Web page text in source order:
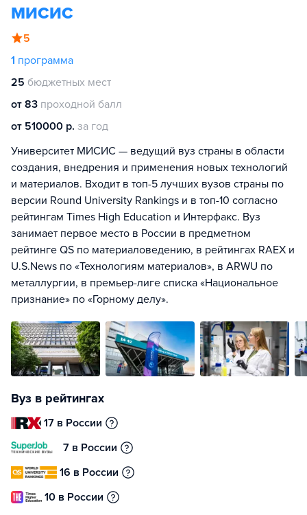
МИСИС
5
1 программа
25 бюджетных мест
от 83 проходной балл
от 510000 р. за год
Университет МИСИС — ведущий вуз страны в области
создания, внедрения и применения новых технологий
и материалов. Входит в топ-5 лучших вузов страны по
версии Round University Rankings и в топ-10 согласно
рейтингам Times High Education и Интерфакс. Вуз
занимает первое место в России в предметном
рейтинге QS по материаловедению, в рейтингах RAEX и
U.S.News по «Технологиям материалов», в ARWU по
металлургии, в премьер-лиге списка «Национальное
признание» по «Горному делу».
Вуз в рейтингах
17 в России
7 в России
16 в России
10 в России